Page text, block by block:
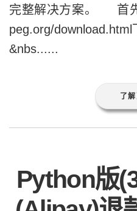
完整解决方案。 首
peg.org/
&nbs......
了
Python版